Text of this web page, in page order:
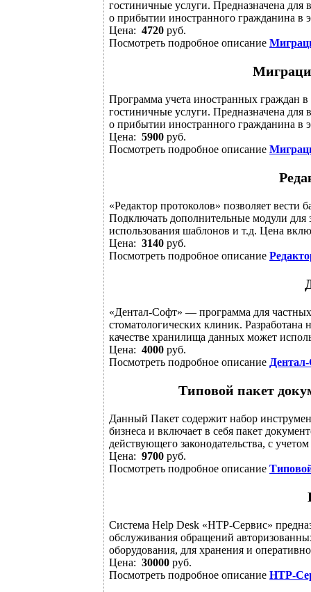
гостиничные услуги. Предназначена
о прибытии иностранного гражданина в
Цена: 4720 руб.
Посмотреть подробное описание
Программа учета иностранных граждан
гостиничные услуги. Предназначена
о прибытии иностранного гражданина в
Цена: 5900 руб.
Посмотреть подробное описание
«Редактор протоколов» позволяет вести
Подключать дополнительные модули для
использования шаблонов и т.д. Цена
Цена: 3140 руб.
Посмотреть подробное описание
«Дентал-Софт» — программа для
стоматологических клиник.
качестве хранилища данных может
Цена: 4000 руб.
Посмотреть подробное описание
Типовой пакет
Данный Пакет содержит набор
бизнеса и включает в себя пакет
действующего законодательства, с
Цена: 9700 руб.
Посмотреть подробное описание
Система Help Desk «НТР-Сервис»
обслуживания обращений
оборудования, для хранения и
Цена: 30000 руб.
Посмотреть подробное описание НТР-